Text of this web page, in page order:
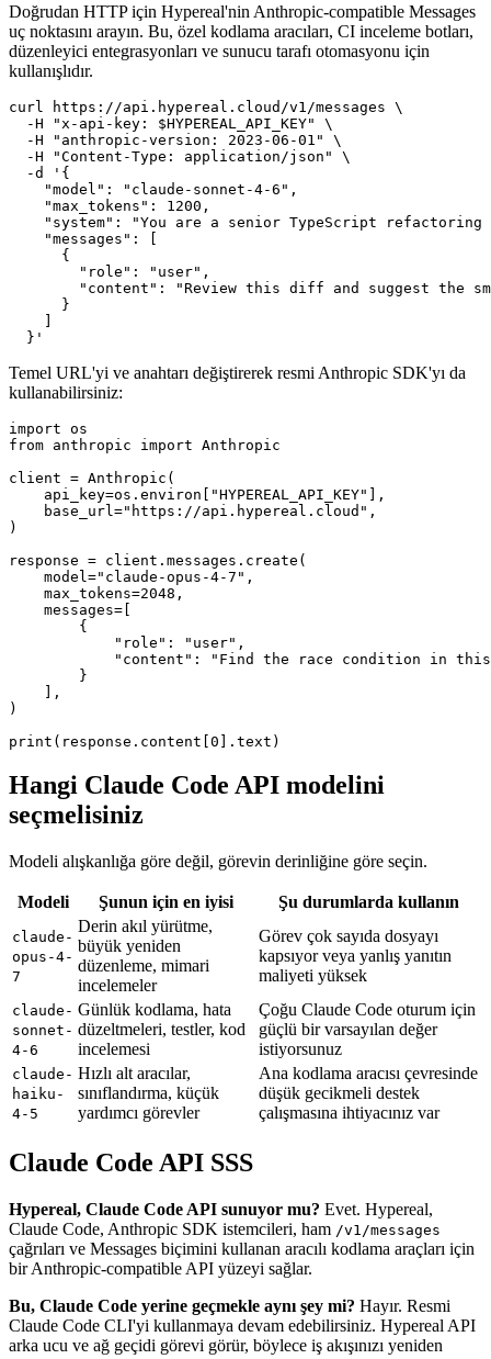
Doğrudan HTTP için Hypereal'nin Anthropic-compatible Messages
uç noktasını arayın. Bu, özel kodlama aracıları, CI inceleme botları,
düzenleyici entegrasyonları ve sunucu tarafı otomasyonu için
kullanışlıdır.
curl https://api.hypereal.cloud/v1/messages \
  -H "x-api-key: $HYPEREAL_API_KEY" \
  -H "anthropic-version: 2023-06-01" \
  -H "Content-Type: application/json" \
  -d '{
    "model": "claude-sonnet-4-6",
    "max_tokens": 1200,
"system": "You are a senior TypeScript refactoring
    "messages": [
      {
        "role": "user",
"content": "Review this diff and suggest the
      }
    ]
Temel URL'yi ve anahtarı değiştirerek resmi Anthropic SDK'yı da
kullanabilirsiniz:
import os
from anthropic import Anthropic
client = Anthropic(
    api_key=os.environ["HYPEREAL_API_KEY"],
    base_url="https://api.hypereal.cloud",
)
response = client.messages.create(
    model="claude-opus-4-7",
    max_tokens=2048,
    messages=[
        {
            "role": "user",
"content": "Find the race condition in
        }
    ],
)
Hangi Claude Code API modelini
seçmelisiniz
Modeli alışkanlığa göre değil, görevin derinliğine göre seçin.
Modeli Şunun için en iyisi Şu durumlarda kullanın
claude-
opus-4-
7
Derin akıl yürütme,
büyük yeniden
düzenleme, mimari
incelemeler
Görev çok sayıda dosyayı
kapsıyor veya yanlış yanıtın
maliyeti yüksek
claude-
sonnet-
4-6
Günlük kodlama, hata
düzeltmeleri, testler, kod
incelemesi
Çoğu Claude Code oturum için
güçlü bir varsayılan değer
istiyorsunuz
claude-
haiku-
4-5
Hızlı alt aracılar,
sınıflandırma, küçük
yardımcı görevler
Ana kodlama aracısı çevresinde
düşük gecikmeli destek
çalışmasına ihtiyacınız var
Claude Code API SSS
Hypereal, Claude Code API sunuyor mu? Evet. Hypereal,
Claude Code, Anthropic SDK istemcileri, ham /v1/messages
çağrıları ve Messages biçimini kullanan aracılı kodlama araçları için
bir Anthropic-compatible API yüzeyi sağlar.
Bu, Claude Code yerine geçmekle aynı şey mi? Hayır. Resmi
Claude Code CLI'yi kullanmaya devam edebilirsiniz. Hypereal API
arka ucu ve ağ geçidi görevi görür, böylece iş akışınızı yeniden